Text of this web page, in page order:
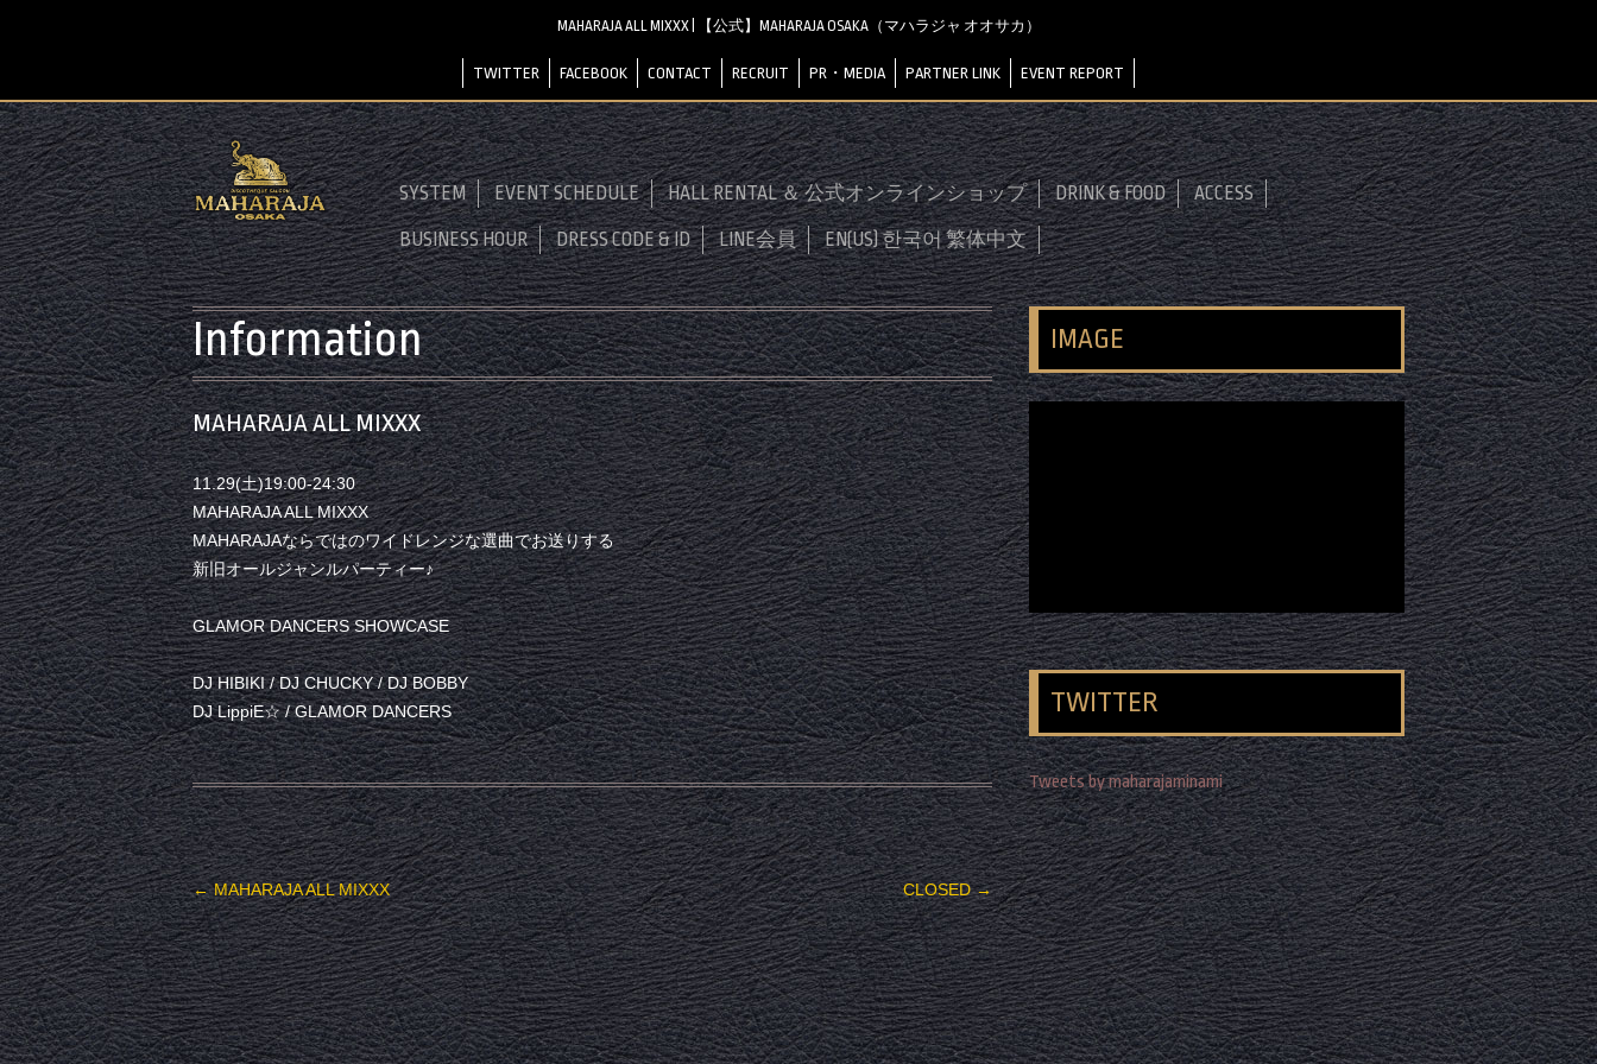
MAHARAJA ALL MIXXX | 【公式】MAHARAJA OSAKA（マハラジャ オオサカ）
TWITTER FACEBOOK CONTACT RECRUIT PR・MEDIA PARTNER LINK EVENT REPORT
SYSTEM EVENT SCHEDULE HALL RENTAL ＆ 公式オンラインショップ DRINK & FOOD ACCESS
BUSINESS HOUR DRESS CODE & ID LINE会員 EN(US) 한국어 繁体中文
Information
MAHARAJA ALL MIXXX
11.29(土)19:00-24:30
MAHARAJA ALL MIXXX
MAHARAJAならではのワイドレンジな選曲でお送りする
新旧オールジャンルパーティー♪
GLAMOR DANCERS SHOWCASE
DJ HIBIKI / DJ CHUCKY / DJ BOBBY
DJ LippiE☆ / GLAMOR DANCERS
投稿ナビゲーション
←MAHARAJA ALL MIXXX CLOSED→
IMAGE
TWITTER
Tweets by maharajaminami